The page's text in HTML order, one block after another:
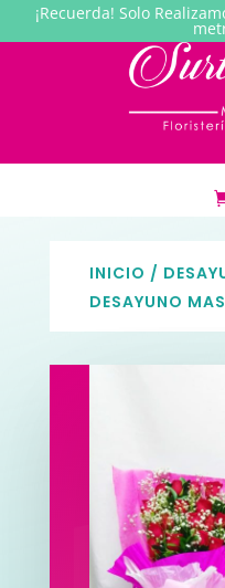
¡Recuerda! Solo
INICIO /
DESAYUNO